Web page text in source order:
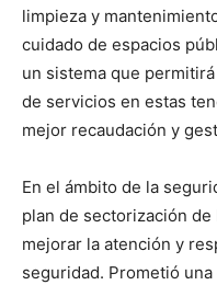
limpieza y
cuidado de espacios
un sistema que
de servicios en estas
mejor recaudación y
En el ámbito de la
plan de sectorización
mejorar la atención y
seguridad. Prometió